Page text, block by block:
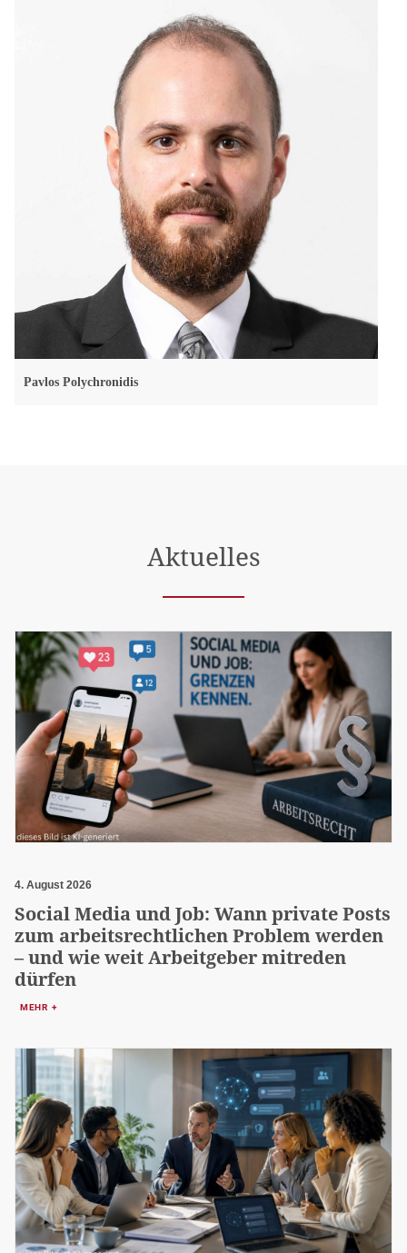
Pavlos Polychronidis
Aktuelles
4. August 2026
Social Media und Job: Wann private Posts
zum arbeitsrechtlichen Problem werden
– und wie weit Arbeitgeber mitreden
dürfen
MEHR +